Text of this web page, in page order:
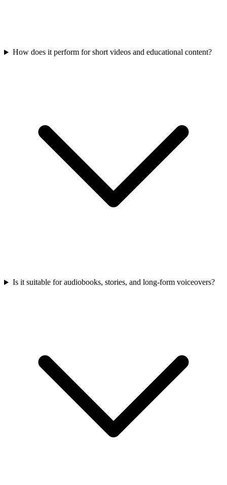
How does it perform for short videos and educational content?
Is it suitable for audiobooks, stories, and long-form voiceovers?